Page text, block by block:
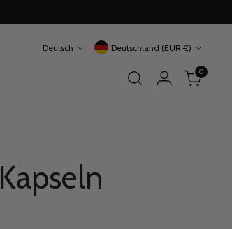
Sprache
Deutsch Währung Deutschland (EUR €)
0